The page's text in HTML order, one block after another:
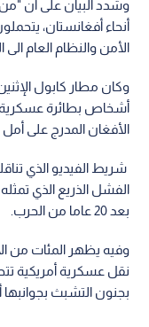
وشدد البيان على أن
أنحاء أفغانستان،
الأمن والنظام العام الى
وكان مطار كابول
أشخاص بطائرة عسكرية
الأفغان المدرج على
شريط الفيديو الذي
الفشل الذريع الذي
بعد 20 عاما من الحرب.
وفيه يظهر المئات من
نقل عسكرية أمريكية
بجنون التشبث بجوانبها